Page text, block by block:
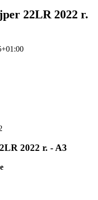
22LR 2022 r.
2022 r. - A3